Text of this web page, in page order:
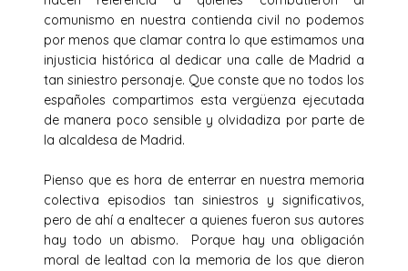
comunismo en nuestra contienda civil no podemos
por menos que clamar contra lo que estimamos una
injusticia histórica al dedicar una calle de Madrid a
tan siniestro personaje. Que conste que no todos los
españoles compartimos esta vergüenza ejecutada
de manera poco sensible y olvidadiza por parte de
la alcaldesa de Madrid.
Pienso que es hora de enterrar en nuestra memoria
colectiva episodios tan siniestros y significativos,
pero de ahí a enaltecer a quienes fueron sus autores
hay todo un abismo. Porque hay una obligación
moral de lealtad con la memoria de los que dieron